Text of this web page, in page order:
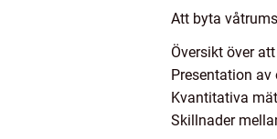
Att byta
Översikt över
Presentation
Kvantitativa
Skillnader